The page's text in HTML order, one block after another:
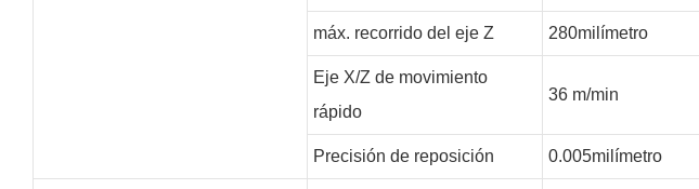
máx. recorrido del eje Z 280milímetro
Eje X/Z de movimiento
rápido
36 m/min
Precisión de reposición 0.005milímetro